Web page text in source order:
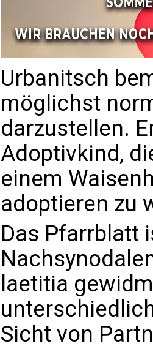
Urbanitsch
möglichst
darzustellen.
Adoptivkind,
einem
adoptieren zu
Das Pfarrblatt
laetitia
Sicht von